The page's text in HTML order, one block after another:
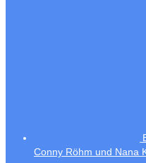
Conny Röhm und Nana